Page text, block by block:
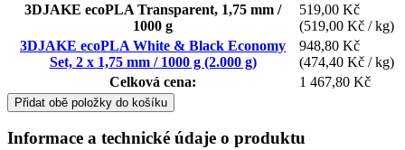
3DJAKE ecoPLA Transparent, 1,75 mm /
1000 g
519,00 Kč
(519,00 Kč / kg)
3DJAKE ecoPLA White & Black Economy
Set, 2 x 1,75 mm / 1000 g (2.000 g)
948,80 Kč
(474,40 Kč / kg)
Celková cena:
1 467,80 Kč
Přidat obě položky do košíku
Informace a technické údaje o produktu